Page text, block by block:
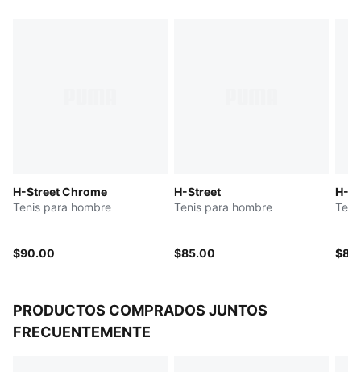
H-Street Chrome
Tenis para hombre
$90.00
H-Street
Tenis para hombre
$85.00
H-
PRODUCTOS COMPRADOS JUNTOS
FRECUENTEMENTE